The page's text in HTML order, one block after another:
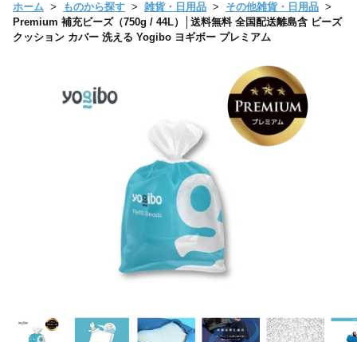
ホーム ものから探す 雑貨・日用品
その他雑貨・日用品
Premium 補充ビーズ（750g / 44L）│送料無料 全国配送離島含 ビーズ
クッション カバー 洗える Yogibo ヨギボー プレミアム